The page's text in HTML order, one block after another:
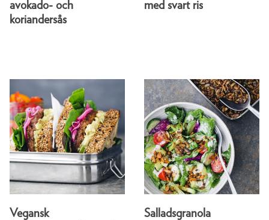
avokado- och
koriandersås
med svart ris
Vegansk
Salladsgranola